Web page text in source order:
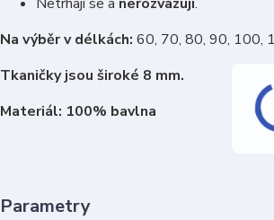
Na výběr v délkách: 60, 70, 80, 90, 100,
Tkaničky jsou široké 8 mm.
Materiál: 100% bavlna
Parametry